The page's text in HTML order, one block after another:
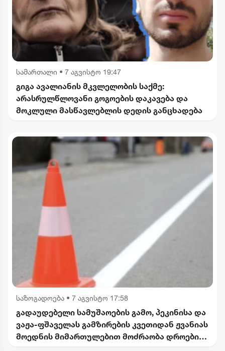
სამართალი • 7 აგვისტო 19:47
გიგა ავალიანის მკვლელობის საქმე:
არასრულწლოვანი გოგოების დაკავება და
მოკლული მასწავლებლის დედის განცხადება
საზოგადოება • 7 აგვისტო 17:58
გადაუდებელი სამუშაოების გამო, პეკინისა და
ვაჟა-ფშაველას გამზირების კვეთიდან ჟვანიას
მოედნის მიმართულებით მოძრაობა დროებით